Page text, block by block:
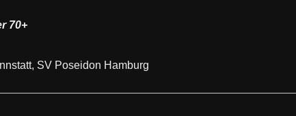
70+
SV Poseidon Hamburg